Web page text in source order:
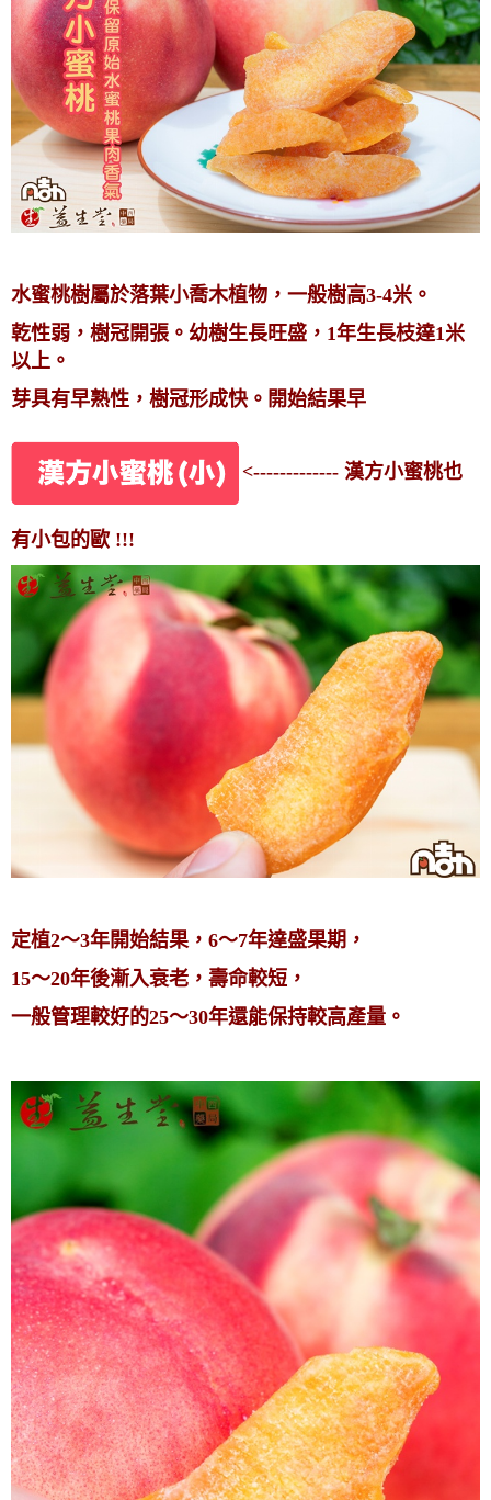
水蜜桃樹屬於落葉小喬木植物，一般樹高3-4米。
乾性弱，樹冠開張。幼樹生長旺盛，1年生長枝達1米
以上。
芽具有早熟性，樹冠形成快。開始結果早
<------------- 漢方小蜜桃也
有小包的歐 !!!
定植2～3年開始結果，6～7年達盛果期，
15～20年後漸入衰老，壽命較短，
一般管理較好的25～30年還能保持較高產量。